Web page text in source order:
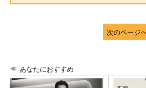
次のページ
あなたにおすすめ